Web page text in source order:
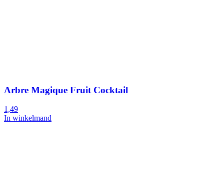
Arbre Magique Fruit Cocktail
1,49
In winkelmand